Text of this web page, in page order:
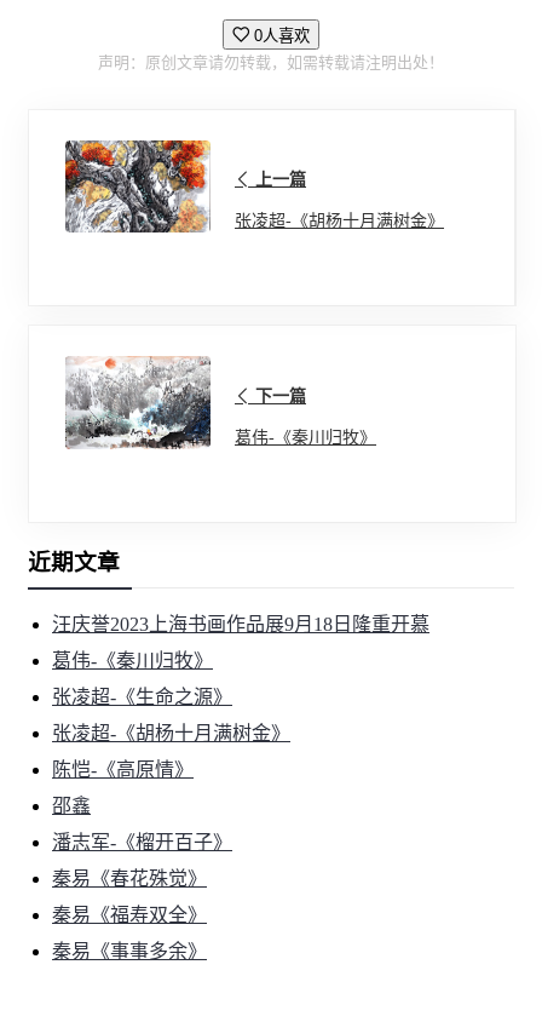
0人喜欢
声明：原创文章请勿转载，如需转载请注明出处！
上一篇
张凌超-《胡杨十月满树金》
下一篇
葛伟-《秦川归牧》
近期文章
汪庆誉2023上海书画作品展9月18日隆重开慕
葛伟-《秦川归牧》
张凌超-《生命之源》
张凌超-《胡杨十月满树金》
陈恺-《高原情》
邵鑫
潘志军-《榴开百子》
秦易《春花殊觉》
秦易《福寿双全》
秦易《事事多余》